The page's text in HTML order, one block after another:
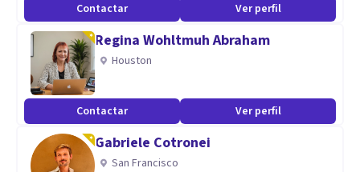
Estrés
Infidelidad
Insomnio y trastornos del sueño
Obesidad
Orientación vocacional
Contactar Ver perfil
Regina Wohltmuh Abraham
Houston
Contactar Ver perfil
Gabriele Cotronei
San Francisco